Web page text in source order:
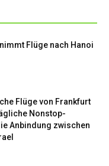
Flüge nach Hanoi
Flüge von Frankfurt
Nonstop-
Anbindung zwischen